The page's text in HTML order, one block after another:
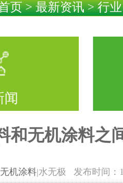
页>最新资讯> 行
闻
和无机涂料之
无机涂料|水无极 发布时间：